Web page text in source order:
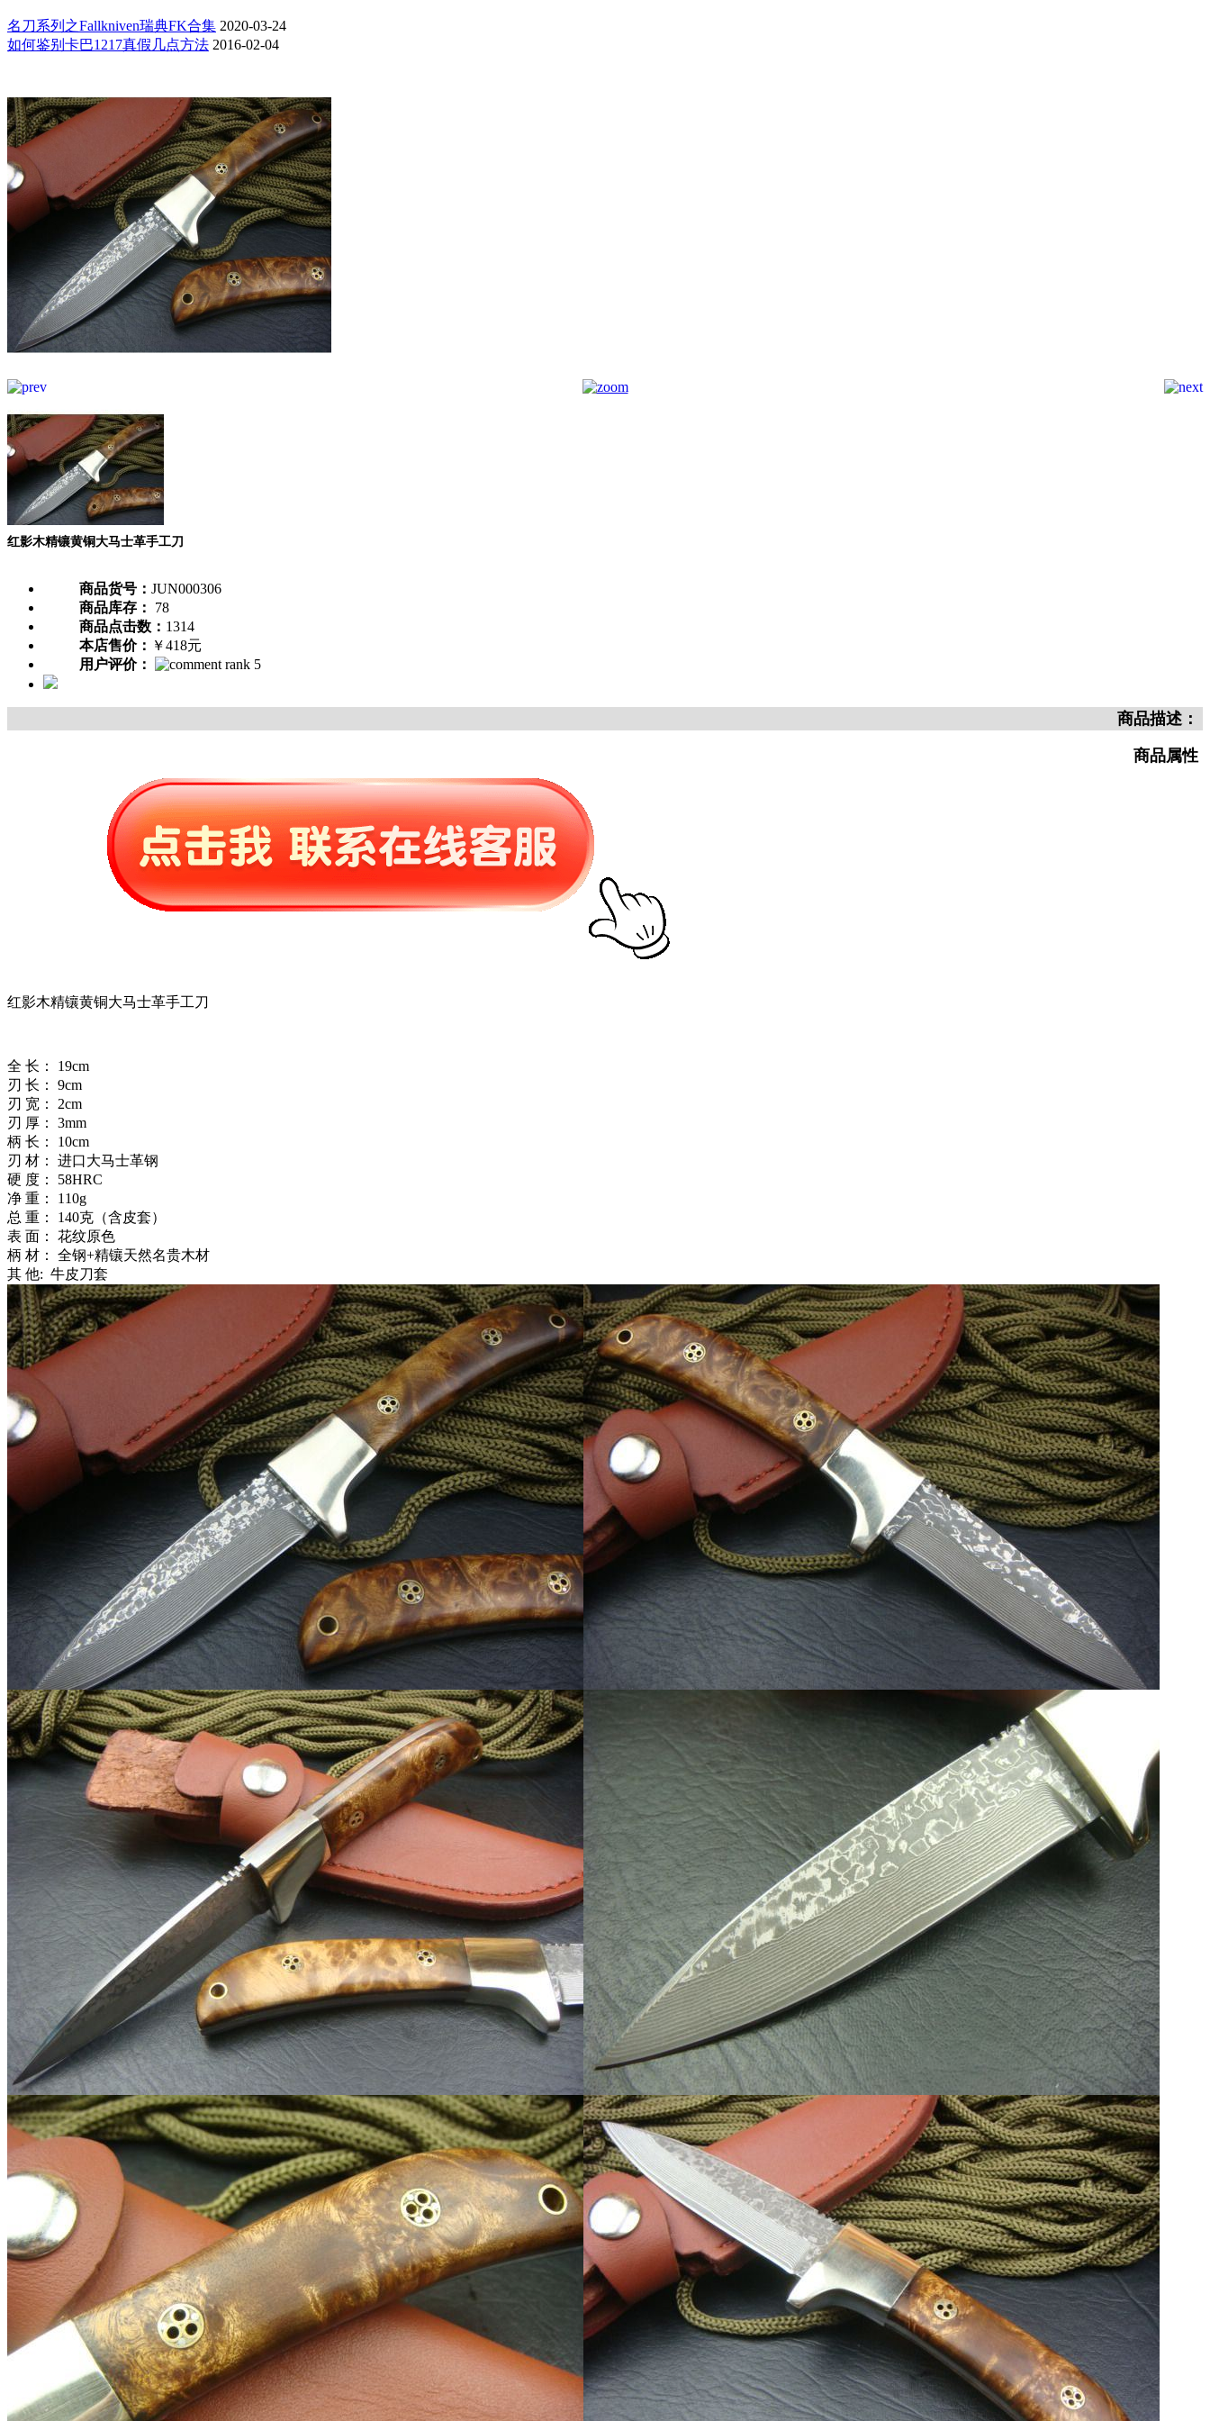
名刀系列之Fallkniven瑞典FK合集 2020-03-24
如何鉴别卡巴1217真假几点方法 2016-02-04
红影木精镶黄铜大马士革手工刀
商品货号： JUN000306
商品库存：
78
商品点击数： 1314
本店售价： ￥418元
用户评价：
商品描述：
商品属性
红影木精镶黄铜大马士革手工刀
全 长： 19cm
刃 长： 9cm
刃 宽： 2cm
刃 厚： 3mm
柄 长： 10cm
刃 材： 进口大马士革钢
硬 度： 58HRC
净 重： 110g
总 重： 140克（含皮套）
表 面： 花纹原色
柄 材： 全钢+精镶天然名贵木材
其 他: 牛皮刀套